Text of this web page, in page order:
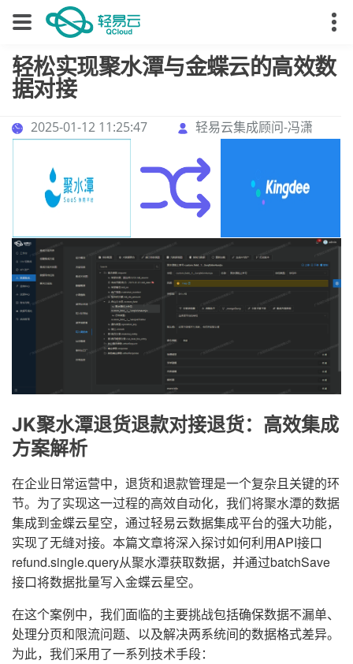
轻松实现聚水潭与金蝶云的高效数
据对接
2025-01-12 11:25:47 轻易云集成顾问-冯潇
JK聚水潭退货退款对接退货：高效集成
方案解析
在企业日常运营中，退货和退款管理是一个复杂且关键的环
节。为了实现这一过程的高效自动化，我们将聚水潭的数据
集成到金蝶云星空，通过轻易云数据集成平台的强大功能，
实现了无缝对接。本篇文章将深入探讨如何利用API接口
refund.single.query从聚水潭获取数据，并通过batchSave
接口将数据批量写入金蝶云星空。
在这个案例中，我们面临的主要挑战包括确保数据不漏单、
处理分页和限流问题、以及解决两系统间的数据格式差异。
为此，我们采用了一系列技术手段：